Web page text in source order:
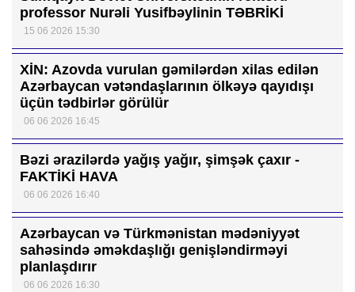
professor Nurəli Yusifbəylinin TƏBRİKİ
15 06 2026 15:30
XİN: Azovda vurulan gəmilərdən xilas edilən
Azərbaycan vətəndaşlarının ölkəyə qayıdışı
üçün tədbirlər görülür
06 06 2026 16:45
Bəzi ərazilərdə yağış yağır, şimşək çaxır -
FAKTİKİ HAVA
06 06 2026 16:40
Azərbaycan və Türkmənistan mədəniyyət
sahəsində əməkdaşlığı genişləndirməyi
planlaşdırır
06 06 2026 16:30